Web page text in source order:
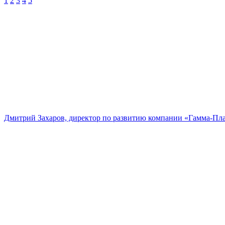
Дмитрий Захаров, директор по развитию компании «Гамма-